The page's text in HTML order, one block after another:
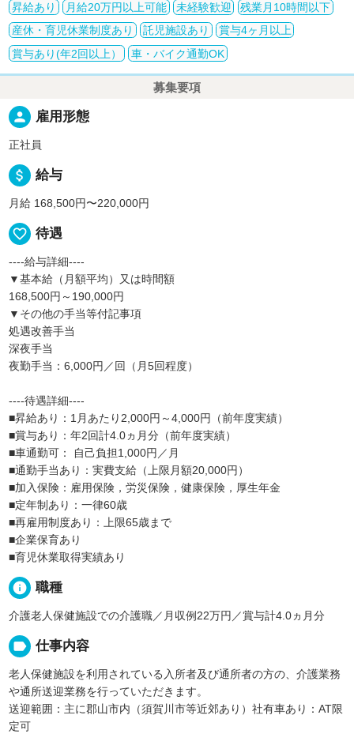
昇給あり
月給20万円以上可能 未経験歓迎
残業月10時間以下
産休・育児休業制度あり
託児施設あり
賞与4ヶ月以上
賞与あり(年2回以上）
車・バイク通勤OK
募集要項
person 雇用形態
正社員
attach_money 給与
月給 168,500円〜220,000円
favorite_border 待遇
----給与詳細----
▼基本給（月額平均）又は時間額
168,500円～190,000円
▼その他の手当等付記事項
処遇改善手当
深夜手当
夜勤手当：6,000円／回（月5回程度）
----待遇詳細----
■昇給あり：1月あたり2,000円～4,000円（前年度実績）
■賞与あり：年2回計4.0ヵ月分（前年度実績）
■車通勤可： 自己負担1,000円／月
■通勤手当あり：実費支給（上限月額20,000円）
■加入保険：雇用保険，労災保険，健康保険，厚生年金
■定年制あり：一律60歳
■再雇用制度あり：上限65歳まで
■企業保育あり
■育児休業取得実績あり
info 職種
介護老人保健施設での介護職／月収例22万円／賞与計4.0ヵ月分
label 仕事内容
老人保健施設を利用されている入所者及び通所者の方の、介護業務
や通所送迎業務を行っていただきます。
送迎範囲：主に郡山市内（須賀川市等近郊あり）社有車あり：AT限
定可